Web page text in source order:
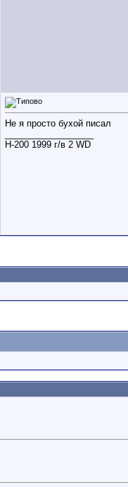
Не я просто бухой писал
Н-200 1999 г/в 2 WD